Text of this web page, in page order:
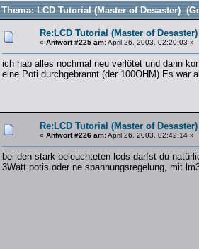
Thema: LCD Tutorial (Master of Desaster)
Re:LCD Tutorial (Master of Desaster)
« Antwort #225 am:April 26, 2003, 02:20:03 »
ich hab alles nochmal neu verlötet und dann
eine Poti durchgebrannt (der 100OHM) Es war
Re:LCD Tutorial (Master of Desaster)
« Antwort #226 am:April 26, 2003, 02:42:14 »
bei den stark beleuchteten lcds darfst du
3Watt potis oder ne spannungsregelung, mit